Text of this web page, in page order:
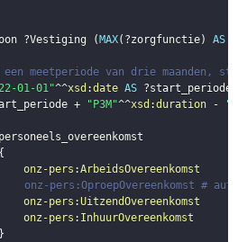
?Vestiging ( MAX( ?zorgfunctie) AS
een meetperiode van drie maanden,
01-01"^^xsd :date AS ?start_periode
+ "P3M"^^xsd :duration -
{
onz-pers :ArbeidsOvereenkomst
#        		onz-
onz-pers :UitzendOvereenkomst
onz-pers : InhuurOvereenkomst
}